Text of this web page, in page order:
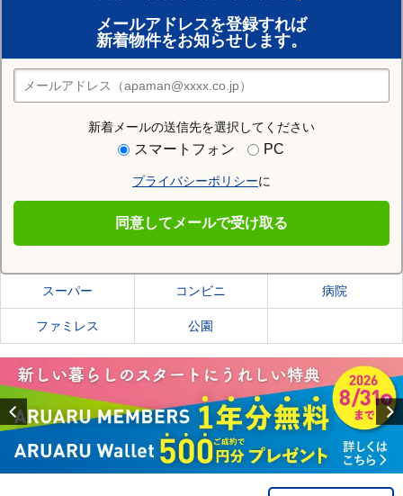
メールアドレスを登録すれば
新着物件をお知らせします。
新着メールの送信先を選択してください
スマートフォン PC
プライバシーポリシーに
同意してメールで受け取る
賃貸のプロがお部屋探し！
おまかせ物件リクエスト
住みたい街の店舗を探す
店舗検索
住む街研究所で札幌市中央区の情報を見る
札幌市中央区の施設一覧
スーパー コンビニ 病院
ファミレス 公園
Previous